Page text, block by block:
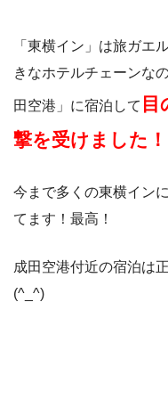
「東横イン」は旅ガエ
きなホテルチェーンな
田空港」に宿泊して
撃を受けました！
今まで多くの東横イン
てます！最高！
成田空港付近の宿泊は
(^_^)